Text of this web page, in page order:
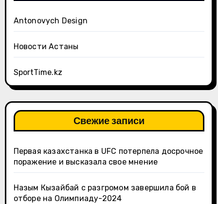
Antonovych Design
Новости Астаны
SportTime.kz
Свежие записи
Первая казахстанка в UFC потерпела досрочное
поражение и высказала свое мнение
Назым Кызайбай с разгромом завершила бой в
отборе на Олимпиаду-2024